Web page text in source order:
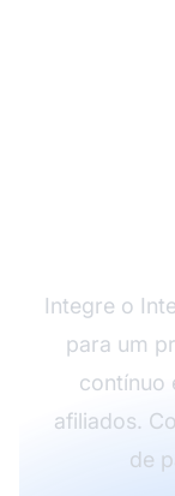
Integre o
para um
contínuo
afiliados.
de